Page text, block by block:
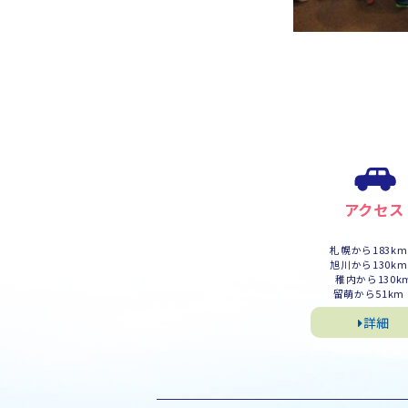
アクセス
札幌から
旭川から
稚内から
留萌から51km
詳細